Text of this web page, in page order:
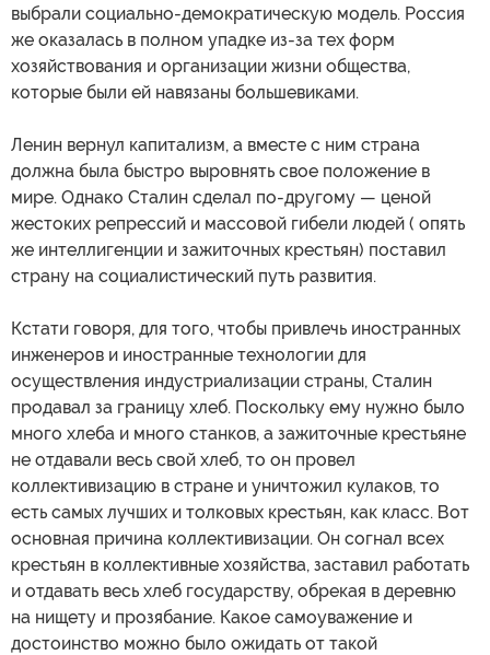
выбрали социально-демократическую модель. Россия
же оказалась в полном упадке из-за тех форм
хозяйствования и организации жизни общества,
которые были ей навязаны большевиками.
Ленин вернул капитализм, а вместе с ним страна
должна была быстро выровнять свое положение в
мире. Однако Сталин сделал по-другому — ценой
жестоких репрессий и массовой гибели людей ( опять
же интеллигенции и зажиточных крестьян) поставил
страну на социалистический путь развития.
Кстати говоря, для того, чтобы привлечь иностранных
инженеров и иностранные технологии для
осуществления индустриализации страны, Сталин
продавал за границу хлеб. Поскольку ему нужно было
много хлеба и много станков, а зажиточные крестьяне
не отдавали весь свой хлеб, то он провел
коллективизацию в стране и уничтожил кулаков, то
есть самых лучших и толковых крестьян, как класс. Вот
основная причина коллективизации. Он согнал всех
крестьян в коллективные хозяйства, заставил работать
и отдавать весь хлеб государству, обрекая в деревню
на нищету и прозябание. Какое самоуважение и
достоинство можно было ожидать от такой